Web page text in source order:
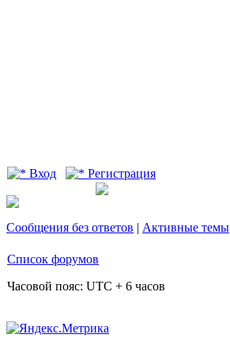
Вход Регистрация
Сообщения без ответов | Активные темы
Список форумов
Часовой пояс: UTC + 6 часов